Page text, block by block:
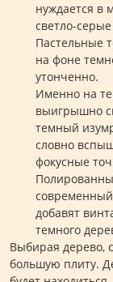
нуждается в
светло-
Пастельные
на фоне
утонченно.
Именно на
выигрышно
темный
словно
фокусные
современный
добавят
темного
Выбирая дерево,
большую плиту.